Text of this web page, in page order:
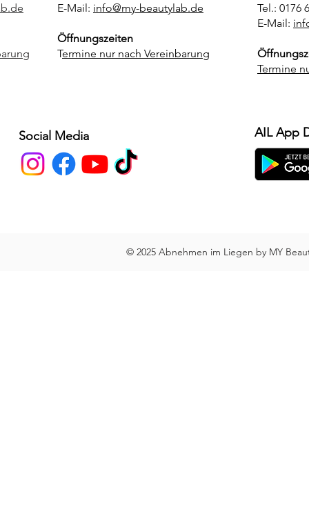
E-Mail: info@my-beautylab.de
Öffnungszeiten
Termine nur nach Vereinbarung
Tel.: 0176
E-Mail:
Termine
Social Media AIL App
© 2025 Abnehmen im Liegen by MY